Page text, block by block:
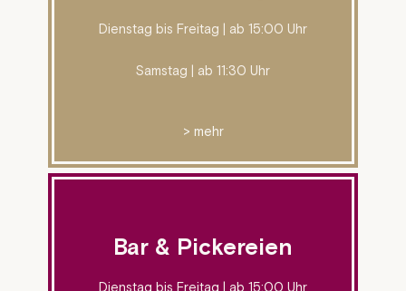
Dienstag bis Freitag | ab 15:00 Uhr
Samstag | ab 11:30 Uhr
> mehr
Bar & Pickereien